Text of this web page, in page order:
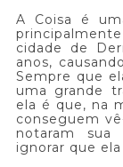
A Coisa é
cidade de
anos,
Sempre que
uma grande
ela é que, na
conseguem
notaram sua
ignorar que